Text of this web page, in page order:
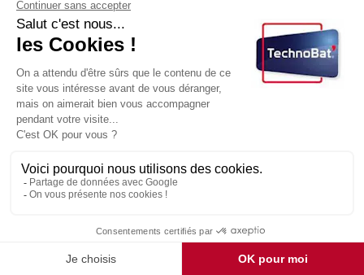
d'emprisonnement et d'une amende de 300 000 euros.
Clauses attributives de compétence
Ce site étant régi par la loi française, seuls les tribunaux
français seront compétents en cas de litige.
AUBERVILLIERS - 09 70 16 83 61
contact@technobat-maintenance.fr
N° Siret : 979 993 102 00016